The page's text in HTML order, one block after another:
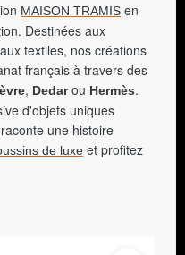
MAISON TRAMIS en
Destinées aux
textiles, nos créations
français à travers des
, Dedarou Hermès.
d'objets uniques
une histoire
de luxe et profitez